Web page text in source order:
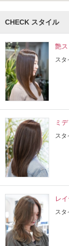
CHECK スタイル
艶ス
スタ
ミ
スタ
レ
スタ